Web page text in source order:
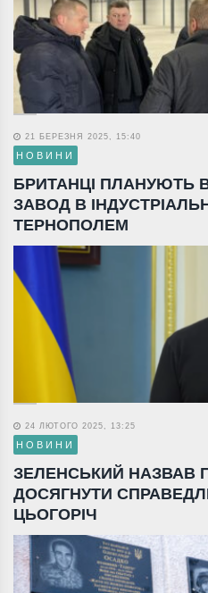
21 БЕРЕЗНЯ 2025, 15:40
НОВИНИ
БРИТАНЦІ ПЛАНУЮТЬ
ЗАВОД В
ТЕРНОПОЛЕМ
24 ЛЮТОГО 2025, 13:25
НОВИНИ
ЗЕЛЕНСЬКИЙ НАЗВАВ
ДОСЯГНУТИ
ЦЬОГОРІЧ